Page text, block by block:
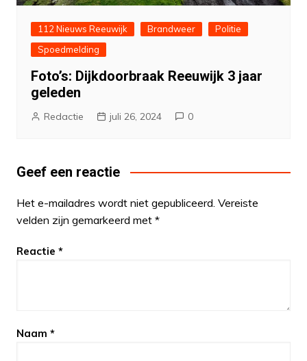
112 Nieuws Reeuwijk Brandweer
Politie
Spoedmelding
Foto’s: Dijkdoorbraak Reeuwijk 3 jaar
geleden
Redactie juli 26, 2024 0
Geef een reactie
Het e-mailadres wordt niet gepubliceerd. Vereiste
velden zijn gemarkeerd met *
Reactie *
Naam *